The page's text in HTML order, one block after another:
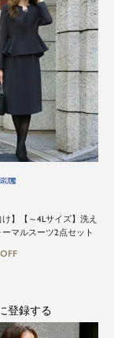
け】【～4Lサイズ】洗え
マルスーツ2点セット
洗い
登録する